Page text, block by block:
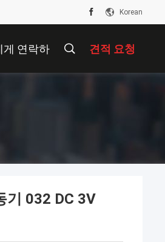
Korean
게 연락하 견적 요청
기 032 DC 3V